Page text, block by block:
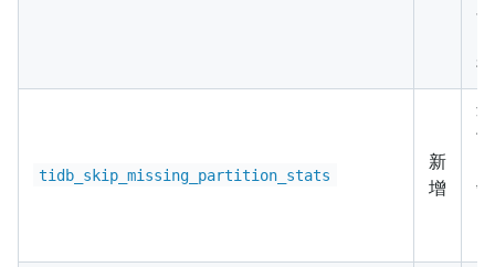
tidb_skip_missing_partition_stats
新
增